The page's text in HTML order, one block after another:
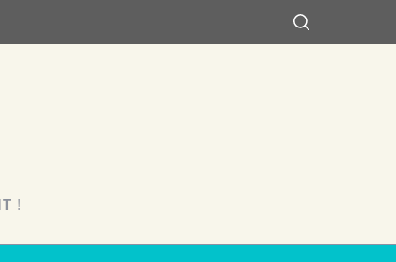
!